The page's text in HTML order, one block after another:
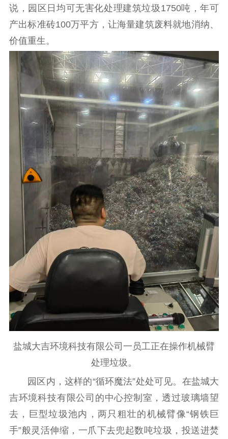
说，园区日均可无害化处理建筑垃圾1750吨，年可
产出标准砖100万平方，让海量建筑废料就地消纳、
价值重生。
盐城大吉环境科技有限公司一员工正在操作机械臂
处理垃圾。
园区内，这样的“循环魔法”处处可见。在盐城大
吉环境科技有限公司的中心控制室，透过玻璃墙望
去，巨型垃圾池内，两只粗壮的机械臂像“钢铁巨
手”般灵活伸缩，一爪下去兜起数吨垃圾，投送进焚